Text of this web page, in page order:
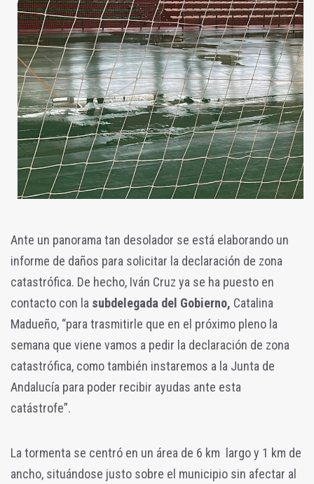
Ante un panorama tan desolador se está elaborando un
informe de daños para solicitar la declaración de zona
catastrófica. De hecho, Iván Cruz ya se ha puesto en
contacto con la subdelegada del Gobierno, Catalina
Madueño, “para trasmitirle que en el próximo pleno la
semana que viene vamos a pedir la declaración de zona
catastrófica, como también instaremos a la Junta de
Andalucía para poder recibir ayudas ante esta
catástrofe”.
La tormenta se centró en un área de 6 km largo y 1 km de
ancho, situándose justo sobre el municipio sin afectar al